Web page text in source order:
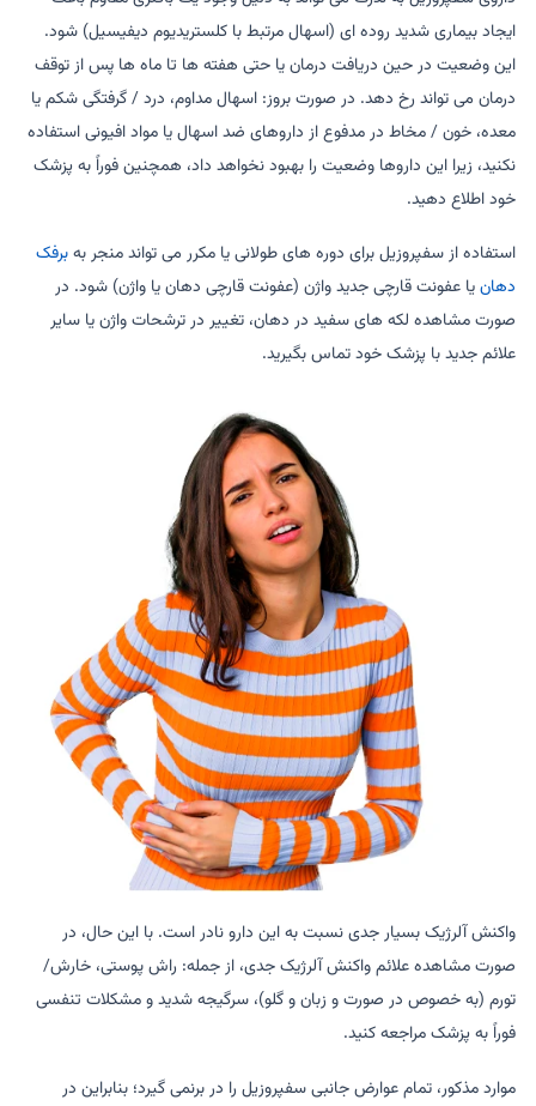
ایجاد بیماری شدید روده ای (اسهال مرتبط با کلستریدیوم دیفیسیل) شود.
این وضعیت در حین دریافت درمان یا حتی هفته ها تا ماه ها پس از توقف
درمان می تواند رخ دهد. در صورت بروز: اسهال مداوم، درد / گرفتگی شکم یا
معده، خون / مخاط در مدفوع از داروهای ضد اسهال یا مواد افیونی استفاده
نکنید، زیرا این داروها وضعیت را بهبود نخواهد داد، همچنین فوراً به پزشک
خود اطلاع دهید.
استفاده از سفپروزیل برای دوره های طولانی یا مکرر می تواند منجر بهبرفک
دهانیا عفونت قارچی جدید واژن (عفونت قارچی دهان یا واژن) شود. در
صورت مشاهده لکه های سفید در دهان، تغییر در ترشحات واژن یا سایر
علائم جدید با پزشک خود تماس بگیرید.
واکنش آلرژیک بسیار جدی نسبت به این دارو نادر است. با این حال، در
صورت مشاهده علائم واکنش آلرژیک جدی، از جمله: راش پوستی، خارش/
تورم (به خصوص در صورت و زبان و گلو)، سرگیجه شدید و مشکلات تنفسی
فوراً به پزشک مراجعه کنید.
موارد مذکور، تمام عوارض جانبی سفپروزیل را در برنمی گیرد؛ بنابراین در